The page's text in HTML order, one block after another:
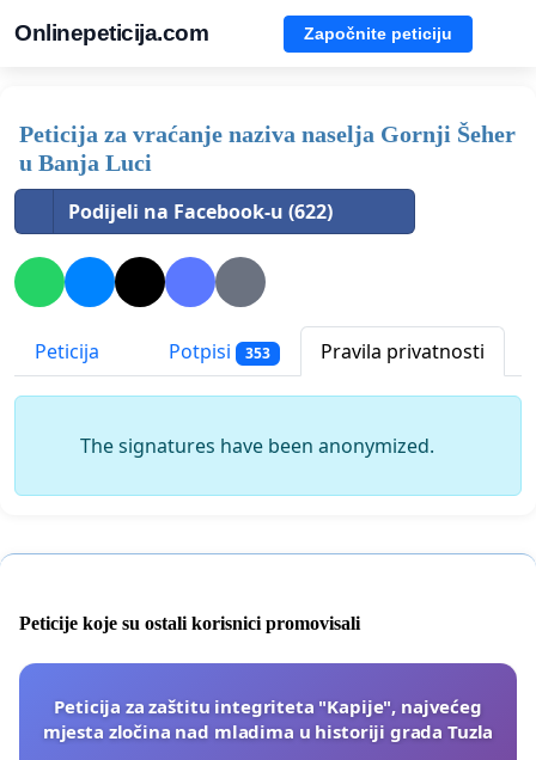
Onlinepeticija.com Započnite peticiju
Peticija za vraćanje naziva naselja Gornji Šeher
u Banja Luci
Podijeli na Facebook-u (622)
Peticija Potpisi 353 Pravila privatnosti
The signatures have been anonymized.
Peticije koje su ostali korisnici promovisali
Peticija za zaštitu integriteta "Kapije", najvećeg
mjesta zločina nad mladima u historiji grada Tuzla